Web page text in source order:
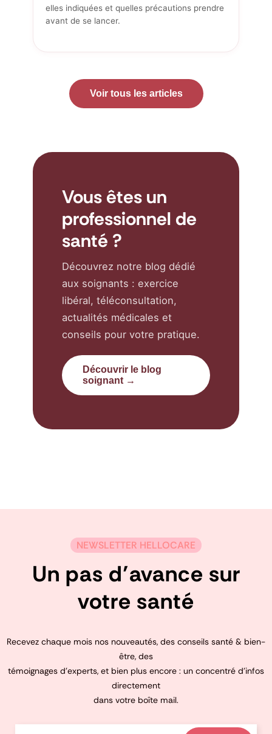
elles indiquées et quelles précautions prendre
avant de se lancer.
Voir tous les articles
Vous êtes un
professionnel de
santé ?
Découvrez notre blog dédié
aux soignants : exercice
libéral, téléconsultation,
actualités médicales et
conseils pour votre pratique.
Découvrir le blog
soignant →
NEWSLETTER HELLOCARE
Un pas d’avance sur
votre santé
Recevez chaque mois nos nouveautés, des conseils santé & bien-
être, des
témoignages d’experts, et bien plus encore : un concentré d’infos
directement
dans votre boîte mail.